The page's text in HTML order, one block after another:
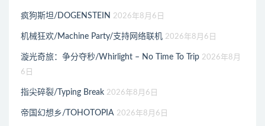
疯狗斯坦/DOGENSTEIN 2026年8月6日
机械狂欢/Machine Party/支持网络联机 2026年8月6日
漩光奇旅：争分夺秒/Whirlight – No Time To Trip 2026年8月
6日
指尖碎裂/Typing Break 2026年8月6日
帝国幻想乡/TOHOTOPIA 2026年8月6日